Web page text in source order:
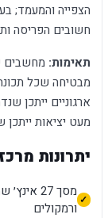
הצפייה והמעמד;
חשובים הפריסה
תאימות:
מבטיחה שכל
ארגוניים ייתכן
מעט יציאות
יתרונות
ורמקולים